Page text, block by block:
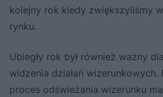
kolejny rok kiedy zwiększyliśmy
rynku.
Ubiegły rok był również ważny
widzenia działań wizerunkowych.
proces odświeżania wizerunku